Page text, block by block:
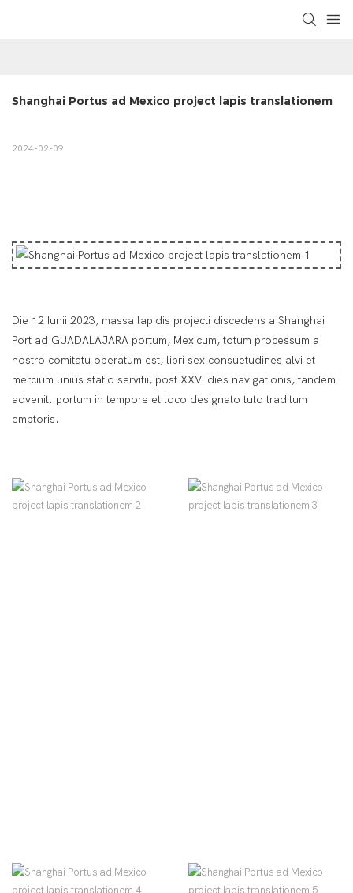
Shanghai Portus ad Mexico project lapis translationem
2024-02-09
Die 12 Iunii 2023, massa lapidis projecti discedens a Shanghai
Port ad GUADALAJARA portum, Mexicum, totum processum a
nostro comitatu operatum est, libri sex consuetudines alvi et
mercium unius statio servitii, post XXVI dies navigationis, tandem
advenit. portum in tempore et loco designato tuto traditum
emptoris.